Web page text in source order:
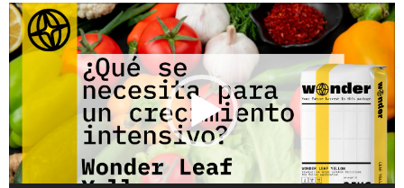
Reproductor
de
vídeo